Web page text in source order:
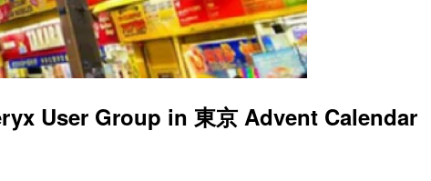
User Group in 東京 Advent Calendar